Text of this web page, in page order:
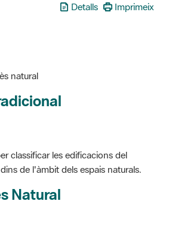
Detalls Imprimeix
natural
classificar les edificacions del
de l'àmbit dels espais naturals.
Natural